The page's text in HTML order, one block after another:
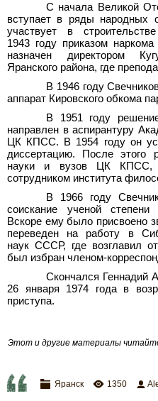
С начала Великой
вступает в ряды народных
участвует в
1943 году приказом
назначен директором
Яранского района, где
В 1946 году
аппарат Кировского обкома
В 1951 году
направлен в аспирантуру
ЦК КПСС. В 1954 году он
диссертацию. После этого
науки и вузов ЦК КПСС,
сотрудником института
В 1966 году
соискание ученой
Вскоре ему было присвоено
переведен на работу в
наук СССР, где возглавил
был избран членом-
Скончался Геннадий
26 января 1974 года в
приступа.
Этот и другие материалы
Яранск 1350